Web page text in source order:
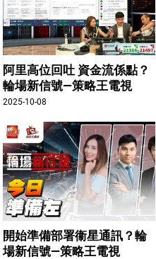
阿里高位回吐 資金流係點？
輪場新信號—策略王電視
2025-10-08
開始準備部署衞星通訊？輪
場新信號—策略王電視